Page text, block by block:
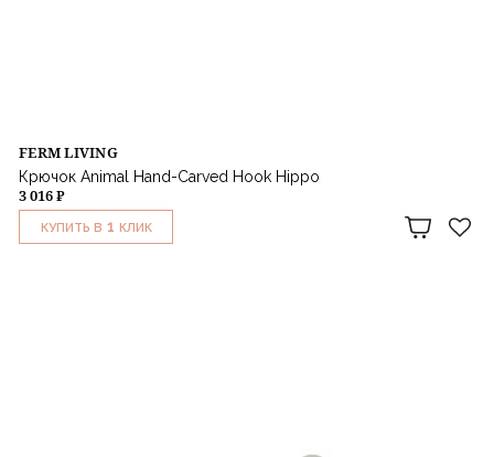
FERM LIVING
Крючок Animal Hand-Carved Hook Hippo
3 016 ₽
КУПИТЬ В 1 КЛИК